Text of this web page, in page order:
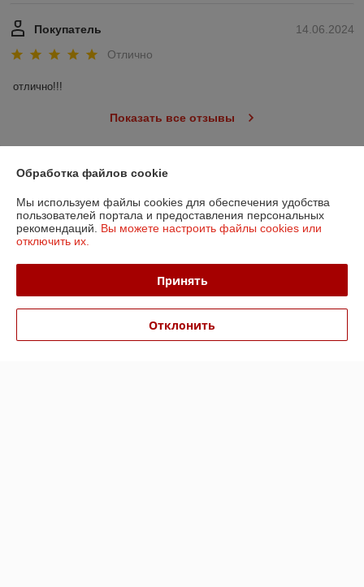
14.06.2024
Покупатель
Отлично
отлично!!!
Показать все отзывы
О нас
Контакты
Доставка и оплата
Обработка файлов cookie
Мы используем файлы cookies для обеспечения удобства
пользователей портала и предоставления персональных
рекомендаций. Вы можете настроить файлы cookies или
отключить их.
Принять
Отклонить